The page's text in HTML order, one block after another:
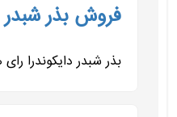
فروش بذر شبدر
بذر شبدر دایکوندرا رای هر متر مربع زمین، 10 گرم بذر چمن